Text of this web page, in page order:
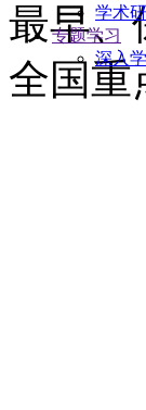
学术
专题学习
深入
最早、
全国重